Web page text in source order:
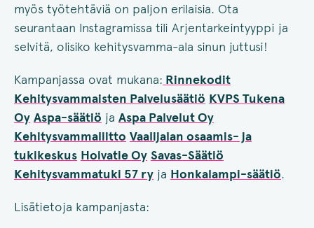
myös työtehtäviä on paljon erilaisia. Ota
seurantaan Instagramissa tili Arjentarkeintyyppi ja
selvitä, olisiko kehitysvamma-ala sinun juttusi!
Kampanjassa ovat mukana: Rinnekodit
Kehitysvammaisten Palvelusäätiö KVPS Tukena
Oy Aspa-säätiö ja Aspa Palvelut Oy
Kehitysvammaliitto Vaalijalan osaamis- ja
tukikeskus Hoivatie Oy Savas-Säätiö
Kehitysvammatuki 57 ry ja Honkalampi-säätiö.
Lisätietoja kampanjasta: